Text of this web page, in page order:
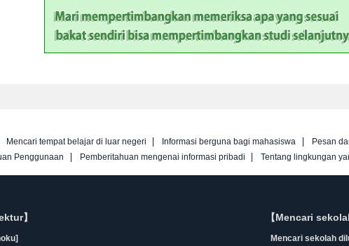
Mencari tempat belajar di luar negeri Informasi berguna bagi mahasiswa Pesan
Penggunaan
Pemberitahuan mengenai informasi pribadi Tentang lingkungan
】 【Mencari
Mencari sekolah